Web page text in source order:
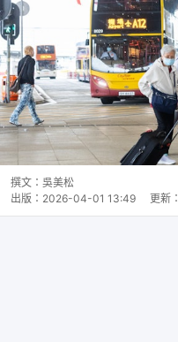
撰文： 吳美松
出版： 2026-04-01 13:49 更新：